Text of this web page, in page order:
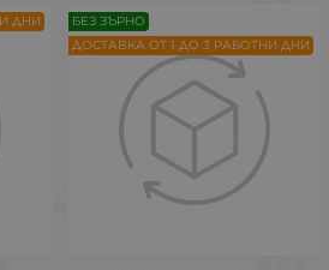
ДНИ
БЕЗ ЗЪРНО
ДОСТАВКА ОТ 1 ДО 3 РАБОТНИ ДНИ